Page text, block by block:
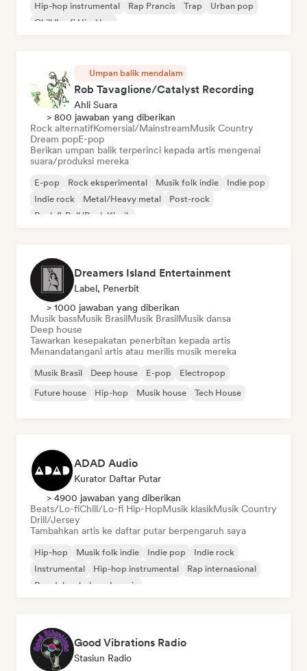
Hip-hop instrumental
Rap Prancis Trap
Urban pop
Chill/Lo-fi Hip-Hop
Umpan balik mendalam
Rob Tavaglione/Catalyst Recording
Ahli Suara
> 800 jawaban yang diberikan
Rock alternatifKomersial/MainstreamMusik Country
Dream popE-pop
Berikan umpan balik terperinci kepada artis mengenai
suara/produksi mereka
E-pop Rock eksperimental Musik folk indie
Indie pop
Indie rock
Metal/Heavy metal
Post-rock
Rock & Roll/Rock Klasik
Dreamers Island Entertainment
Label, Penerbit
> 1000 jawaban yang diberikan
Musik bassMusik BrasilMusik BrasilMusik dansa
Deep house
Tawarkan kesepakatan penerbitan kepada artis
Menandatangani artis atau merilis musik mereka
Musik Brasil Deep house E-pop
Electropop
Future house
Hip-hop Musik house Tech House
ADAD Audio
Kurator Daftar Putar
> 4900 jawaban yang diberikan
Beats/Lo-fiChill/Lo-fi Hip-HopMusik klasikMusik Country
Drill/Jersey
Tambahkan artis ke daftar putar berpengaruh saya
Hip-hop Musik folk indie Indie pop
Indie rock
Instrumental
Hip-hop instrumental
Rap internasional
Rap dalam bahasa Inggris
Good Vibrations Radio
Stasiun Radio